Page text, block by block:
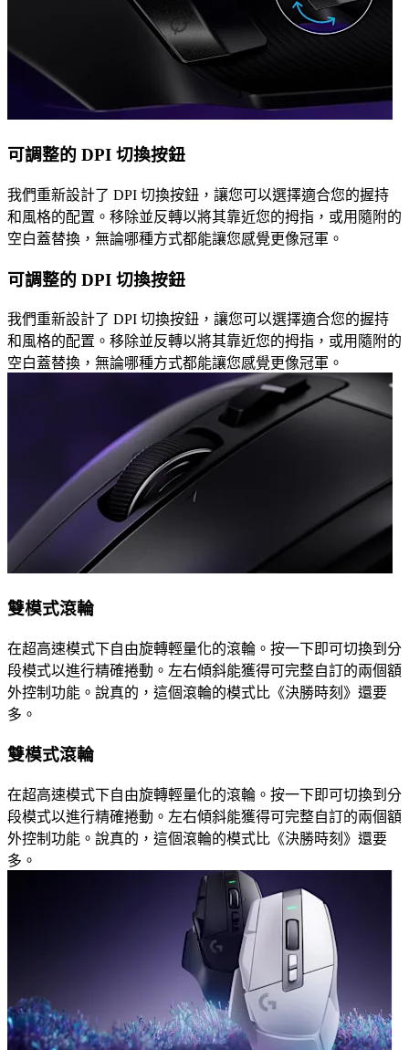
可調整的 DPI 切換按鈕
我們重新設計了 DPI 切換按鈕，讓您可以選擇適合您的握持
和風格的配置。移除並反轉以將其靠近您的拇指，或用隨附的
空白蓋替換，無論哪種方式都能讓您感覺更像冠軍。
可調整的 DPI 切換按鈕
我們重新設計了 DPI 切換按鈕，讓您可以選擇適合您的握持
和風格的配置。移除並反轉以將其靠近您的拇指，或用隨附的
空白蓋替換，無論哪種方式都能讓您感覺更像冠軍。
雙模式滾輪
在超高速模式下自由旋轉輕量化的滾輪。按一下即可切換到分
段模式以進行精確捲動。左右傾斜能獲得可完整自訂的兩個額
外控制功能。說真的，這個滾輪的模式比《決勝時刻》還要
多。
雙模式滾輪
在超高速模式下自由旋轉輕量化的滾輪。按一下即可切換到分
段模式以進行精確捲動。左右傾斜能獲得可完整自訂的兩個額
外控制功能。說真的，這個滾輪的模式比《決勝時刻》還要
多。